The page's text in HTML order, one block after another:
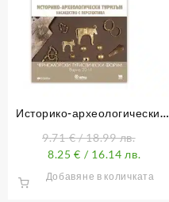
Историко-археологическият
перспектива
9.71€/ 18.99 лв.
8.25€ / 16.14 лв.
Добавяне в количката